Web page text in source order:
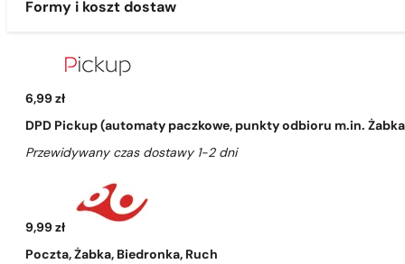
Formy i koszt dostaw
6,99 zł
DPD Pickup (automaty paczkowe, punkty odbioru m.in.
Przewidywany czas dostawy 1-2 dni
9,99 zł
Poczta, Żabka, Biedronka, Ruch